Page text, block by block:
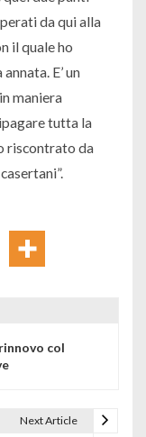
da qui alla
il quale ho
E’ un
maniera
tutta la
riscontrato da
col
Next Article